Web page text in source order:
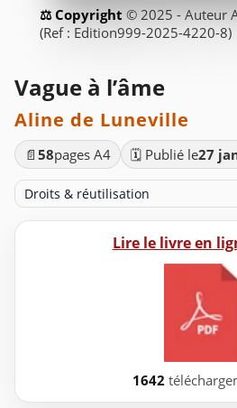
© 2025 - Auteur
(Ref : Edition999-2025-4220-8)
Vague à l’âme
Aline de Luneville
📄 58pages A4 🗓️ Publié le27
Droits & réutilisation
Lire le livre en
1642